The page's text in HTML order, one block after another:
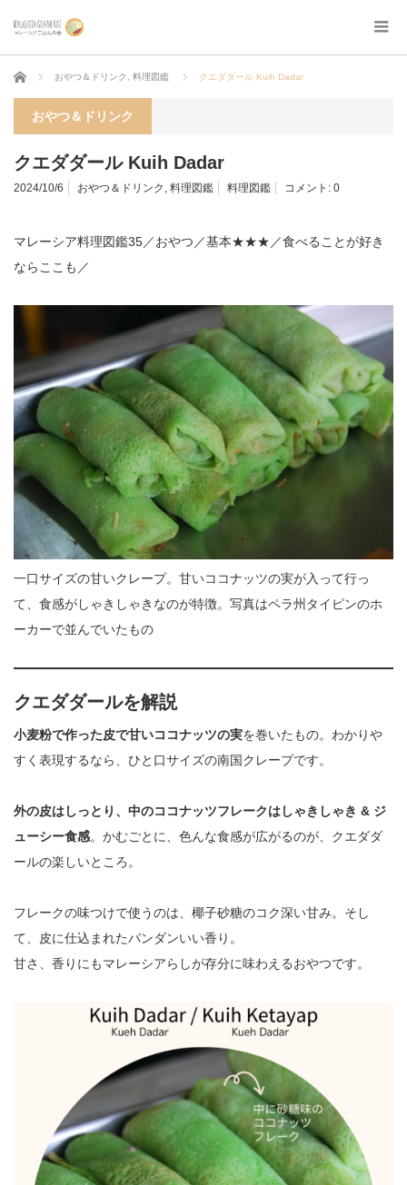
ホーム おやつ＆ドリンク 料理図鑑 クエダダール Kuih Dadar
おやつ＆ドリンク
クエダダール Kuih Dadar
2024/10/6 おやつ＆ドリンク , 料理図鑑 料理図鑑 コメント: 0
マレーシア料理図鑑35／おやつ／基本★★★／食べることが好き
ならここも／
一口サイズの甘いクレープ。甘いココナッツの実が入って行っ
て、食感がしゃきしゃきなのが特徴。写真はペラ州タイピンのホ
ーカーで並んでいたもの
クエダダールを解説
小麦粉で作った皮で甘いココナッツの実を巻いたもの。わかりや
すく表現するなら、ひと口サイズの南国クレープです。
外の皮はしっとり、中のココナッツフレークはしゃきしゃき & ジ
ューシー食感。かむごとに、色んな食感が広がるのが、クエダダ
ールの楽しいところ。
フレークの味つけで使うのは、椰子砂糖のコク深い甘み。そし
て、皮に仕込まれたパンダンいい香り。
甘さ、香りにもマレーシアらしが存分に味わえるおやつです。